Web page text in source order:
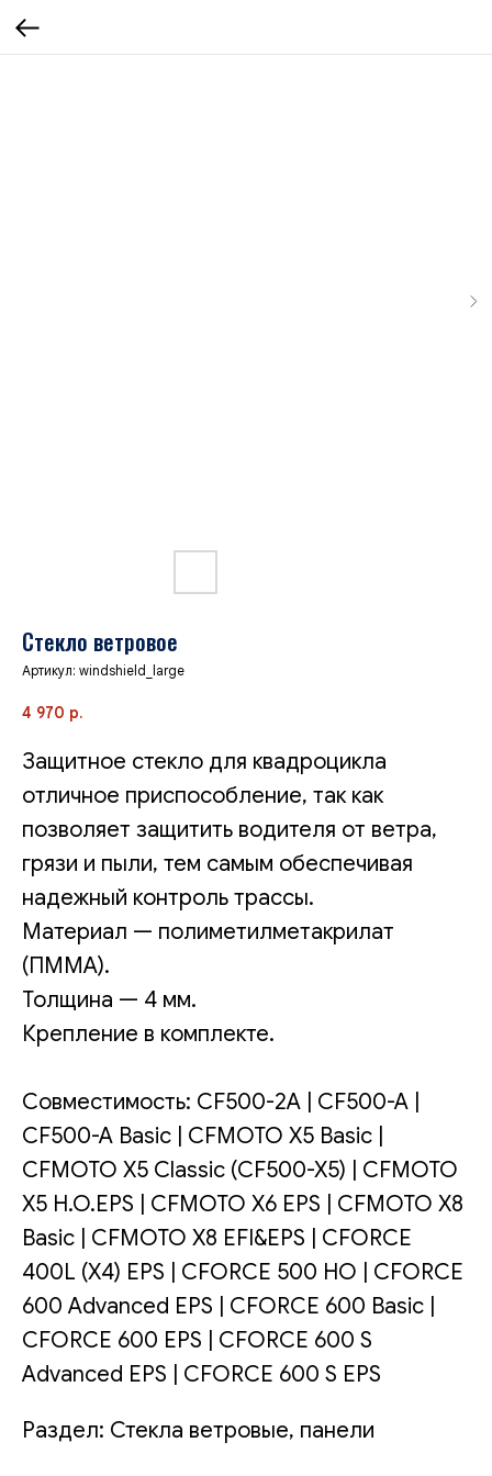
Стекло ветровое
Артикул: windshield_large
4 970 р.
Защитное стекло для квадроцикла
отличное приспособление, так как
позволяет защитить водителя от ветра,
грязи и пыли, тем самым обеспечивая
надежный контроль трассы.
Материал — полиметилметакрилат
(ПММА).
Толщина — 4 мм.
Крепление в комплекте.
Совместимость: CF500-2A | CF500-A |
CF500-A Basic | CFMOTO X5 Basic |
CFMOTO X5 Classic (CF500-X5) | CFMOTO
X5 H.O.EPS | CFMOTO X6 EPS | CFMOTO X8
Basic | CFMOTO X8 EFI&EPS | CFORCE
400L (X4) EPS | CFORCE 500 HO | CFORCE
600 Advanced EPS | CFORCE 600 Basic |
CFORCE 600 EPS | CFORCE 600 S
Advanced EPS | CFORCE 600 S EPS
Раздел: Стекла ветровые, панели